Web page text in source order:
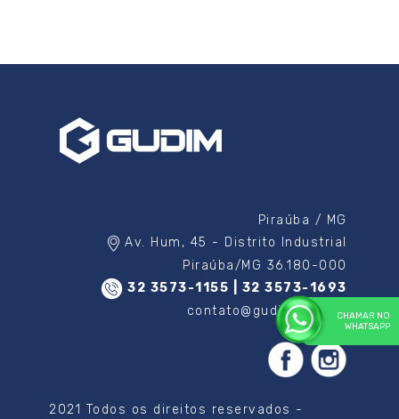
Piraúba / MG
Av. Hum, 45 - Distrito Industrial
Piraúba/MG 36.180-000
32 3573-1155 | 32 3573-1693
contato@gudim.com.br
2021 Todos os direitos reservados -
CHAMAR NO
WHATSAPP